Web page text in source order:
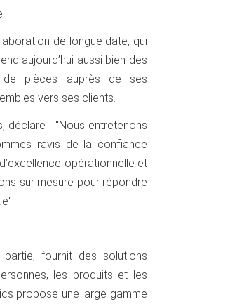
de longue date, qui
aujourd’hui aussi bien des
de pièces auprès de ses
vers ses clients.
déclare : "Nous entretenons
ravis de la confiance
opérationnelle et
sur mesure pour répondre
fournit des solutions
les produits et les
propose une large gamme